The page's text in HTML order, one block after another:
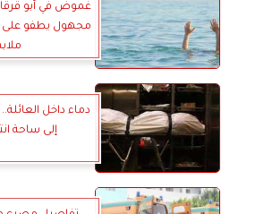
غموض في أبو
مجهول يطفو على
دماء داخل
إلى ساحة